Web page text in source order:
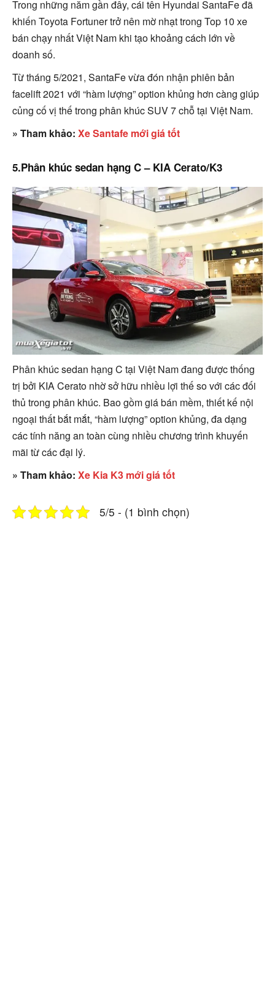
Trong những năm gần đây, cái tên Hyundai SantaFe đã
khiến Toyota Fortuner trở nên mờ nhạt trong Top 10 xe
bán chạy nhất Việt Nam khi tạo khoảng cách lớn về
doanh số.
Từ tháng 5/2021, SantaFe vừa đón nhận phiên bản
facelift 2021 với “hàm lượng” option khủng hơn càng giúp
củng cố vị thế trong phân khúc SUV 7 chỗ tại Việt Nam.
» Tham khảo: Xe Santafe mới giá tốt
5.Phân khúc sedan hạng C – KIA Cerato/K3
Phân khúc sedan hạng C tại Việt Nam đang được thống
trị bởi KIA Cerato nhờ sở hữu nhiều lợi thế so với các đối
thủ trong phân khúc. Bao gồm giá bán mềm, thiết kế nội
ngoại thất bắt mắt, “hàm lượng” option khủng, đa dạng
các tính năng an toàn cùng nhiều chương trình khuyến
mãi từ các đại lý.
» Tham khảo: Xe Kia K3 mới giá tốt
5/5 - (1 bình chọn)